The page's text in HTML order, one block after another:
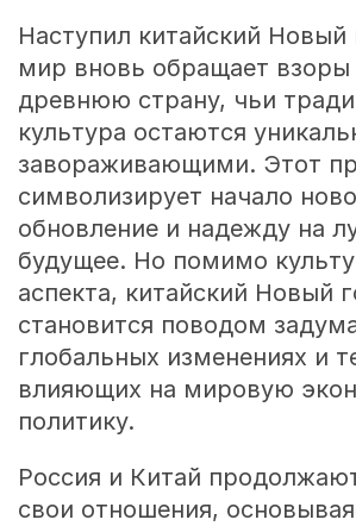
Наступил китайский Новый
мир вновь обращает взоры
древнюю страну, чьи
культура остаются
завораживающими. Этот
символизирует начало
обновление и надежду на
будущее. Но помимо
аспекта, китайский Новый
становится поводом
глобальных изменениях и
влияющих на мировую
политику.
Россия и Китай
свои отношения,